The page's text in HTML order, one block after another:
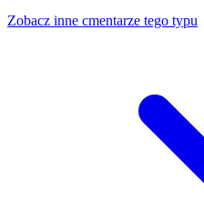
Zobacz inne cmentarze tego typu